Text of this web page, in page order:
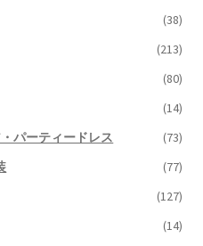
(38)
(213)
(80)
(14)
パーティードレス
(73)
(77)
(127)
(14)